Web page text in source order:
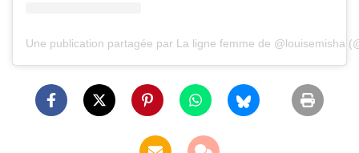
Une publication partagée par La ligne femme de @louisemisha